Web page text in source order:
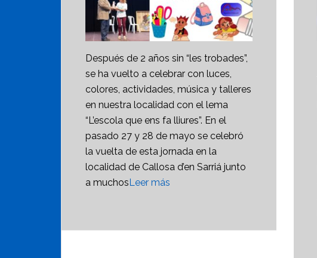
Después de 2 años sin “les trobades”,
se ha vuelto a celebrar con luces,
colores, actividades, música y talleres
en nuestra localidad con el lema
“L’escola que ens fa lliures”. En el
pasado 27 y 28 de mayo se celebró
la vuelta de esta jornada en la
localidad de Callosa d’en Sarriá junto
a muchos Leer más